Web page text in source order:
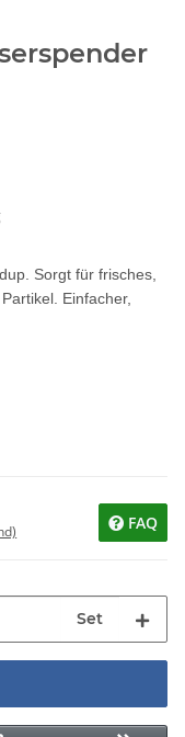
Sorgt für frisches,
Einfacher,
FAQ
Set